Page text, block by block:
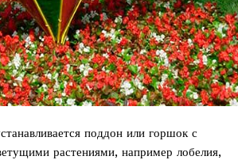
поддон или горшок с
растениями, например лобелия,